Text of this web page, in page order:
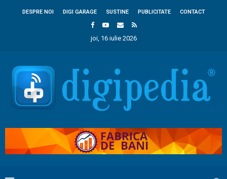
DESPRE NOI DIGI GARAGE SUSTINE PUBLICITATE CONTACT
joi, 16 iulie 2026